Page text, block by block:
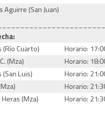
(San Juan)
Cuarto)
Horario:
(Mza)
Horario:
Luis)
Horario:
Horario:
(Mza) Horario: